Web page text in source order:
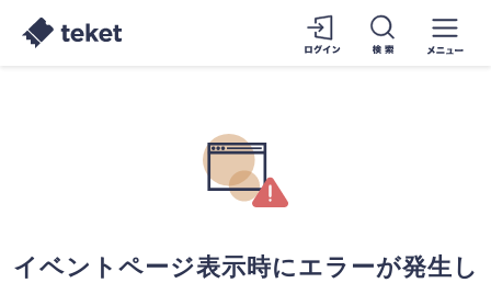
イベントページ表示時にエラーが発生し